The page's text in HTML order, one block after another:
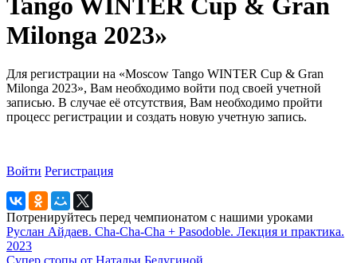
Milonga 2023»
Для регистрации на «Moscow Tango WINTER Cup & Gran
Milonga 2023», Вам необходимо войти под своей учетной
записью. В случае её отсутствия, Вам необходимо пройти
процесс регистрации и создать новую учетную запись.
Войти Регистрация
Потренируйтесь перед чемпионатом с нашими уроками
Руслан Айдаев. Cha-Cha-Cha + Pasodoble. Лекция и практика.
2023